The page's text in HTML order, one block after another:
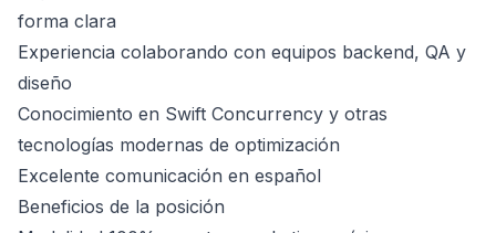
forma clara
Experiencia colaborando con equipos backend, QA y
diseño
Conocimiento en Swift Concurrency y otras
tecnologías modernas de optimización
Excelente comunicación en español
Beneficios de la posición